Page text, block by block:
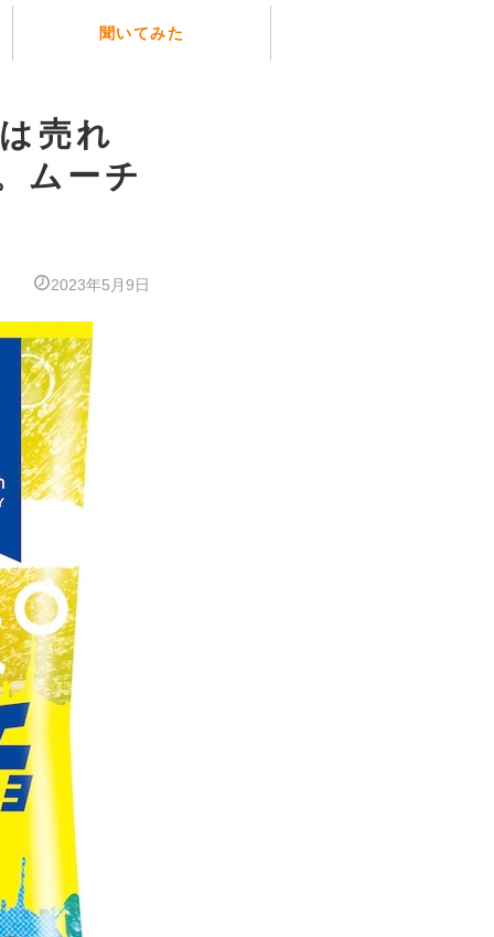
聞いてみた
売れ
ムーチ
2023年5月9日